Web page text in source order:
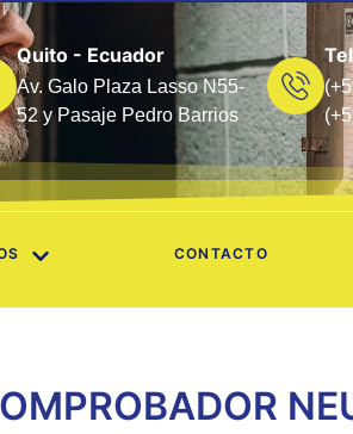
Quito - Ecuador
Av. Galo Plaza Lasso N55-
52 y Pasaje Pedro Barrios
CONTACTO